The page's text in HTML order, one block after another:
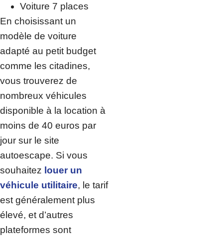
Voiture 7 places
En choisissant un
modèle de voiture
adapté au petit budget
comme les citadines,
vous trouverez de
nombreux véhicules
disponible à la location à
moins de 40 euros par
jour sur le site
autoescape. Si vous
souhaitez louer un
véhicule utilitaire, le tarif
est généralement plus
élevé, et d’autres
plateformes sont